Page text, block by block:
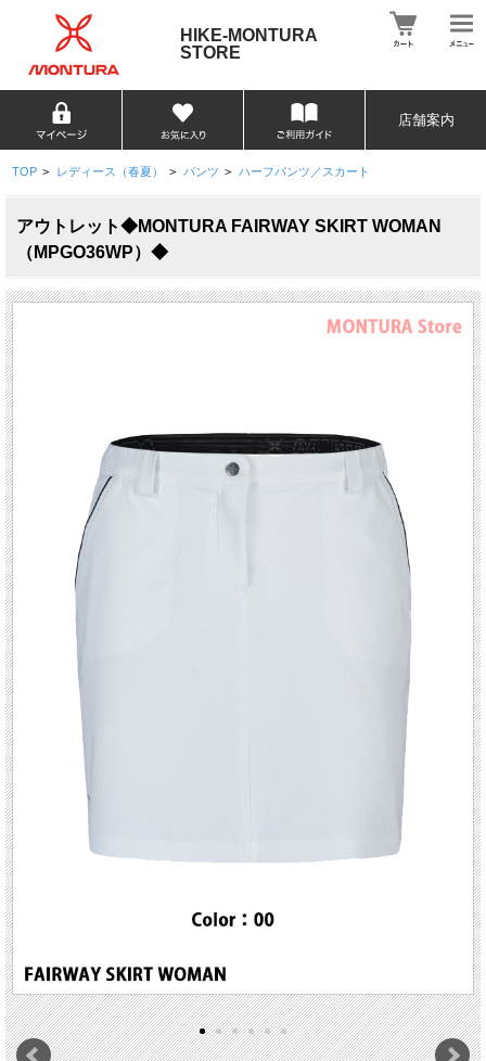
HIKE-MONTURA
STORE
店舗案内
TOP > レディース（春夏） > パンツ > ハーフパンツ／スカート
アウトレット◆MONTURA FAIRWAY SKIRT WOMAN
（MPGO36WP）◆